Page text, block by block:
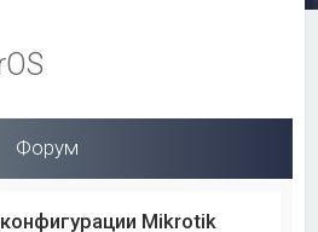
Форум
Mikrotik